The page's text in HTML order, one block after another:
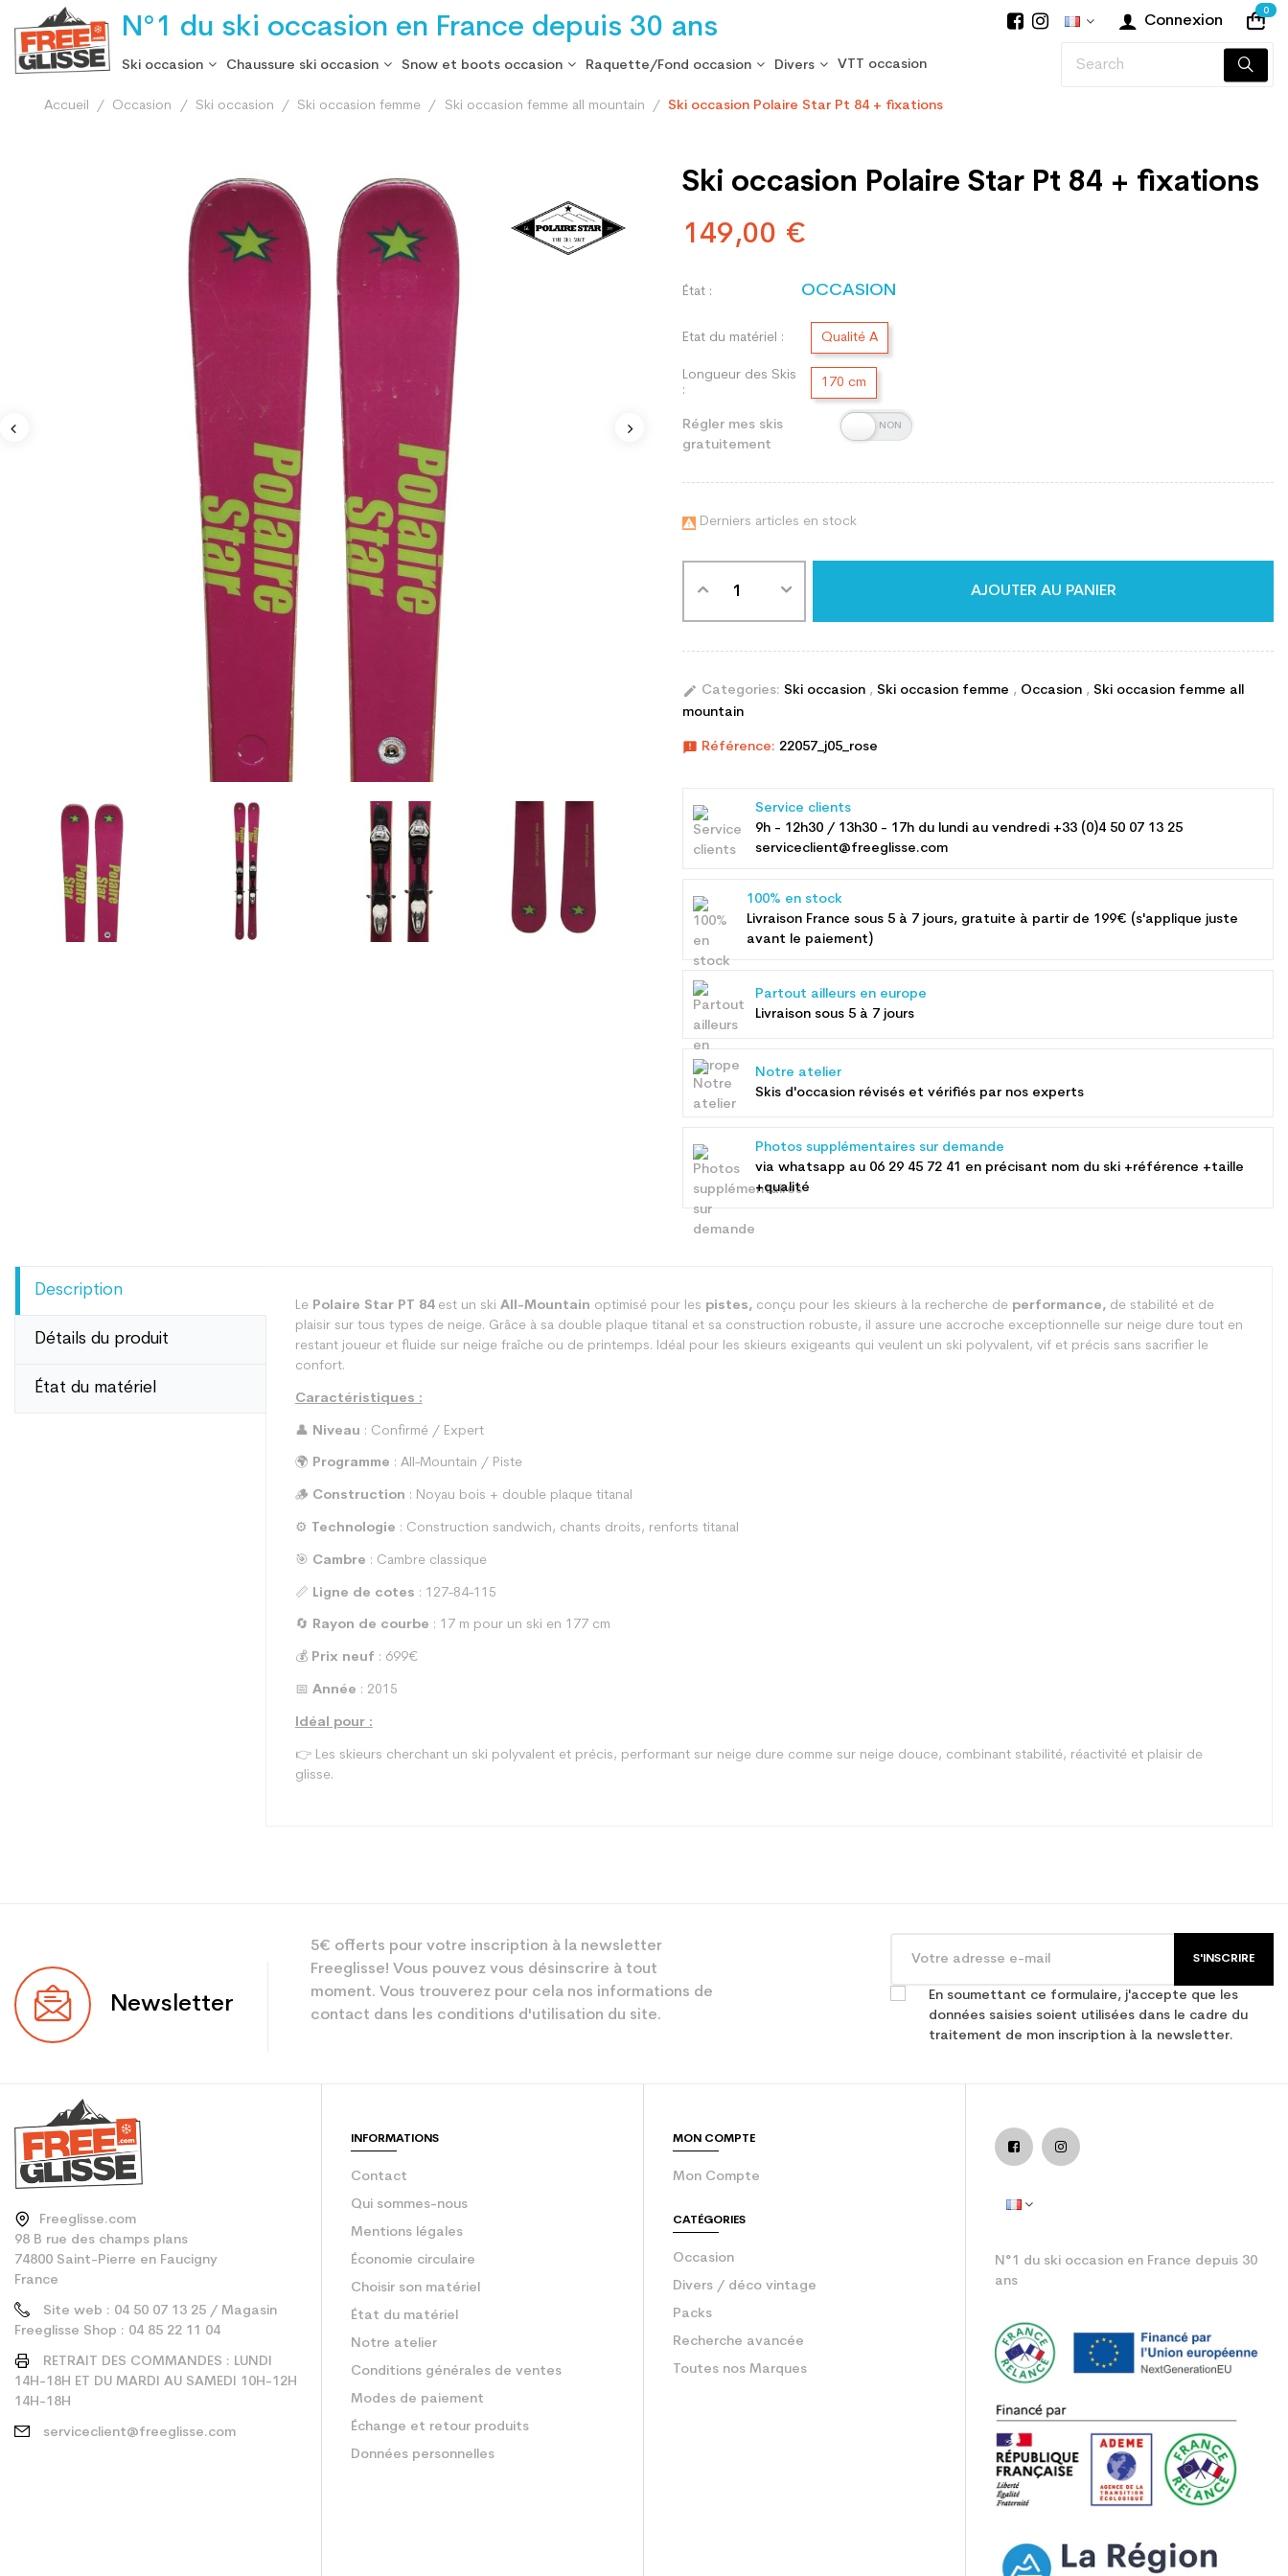
N°1 du ski occasion en France depuis 30 ans Connexion
0
Ski occasion Chaussure ski occasion Snow et boots occasion Raquette/Fond occasion Divers VTT occasion
Accueil Occasion Ski occasion Ski occasion femme Ski occasion femme all mountain Ski occasion Polaire Star Pt 84 + fixations
Ski occasion Polaire Star Pt 84 + fixations
149,00 €
État : OCCASION
Etat du matériel : Qualité A
Longueur des Skis
:
170 cm
Régler mes skis
gratuitement
 Derniers articles en stock
AJOUTER AU PANIER
edit Categories: Ski occasion , Ski occasion femme , Occasion , Ski occasion femme all
mountain
announcement Référence: 22057_j05_rose
Service clients
9h - 12h30 / 13h30 - 17h du lundi au vendredi +33 (0)4 50 07 13 25
serviceclient@freeglisse.com
100% en stock
Livraison France sous 5 à 7 jours, gratuite à partir de 199€ (s'applique juste
avant le paiement)
Partout ailleurs en europe
Livraison sous 5 à 7 jours
Notre atelier
Skis d'occasion révisés et vérifiés par nos experts
Photos supplémentaires sur demande
via whatsapp au 06 29 45 72 41 en précisant nom du ski +référence +taille
+qualité
Description
Détails du produit
État du matériel
Le Polaire Star PT 84est un ski All-Mountain optimisé pour les pistes,conçu pour les skieurs à la recherche de performance,de stabilité et de
plaisir sur tous types de neige. Grâce à sa double plaque titanal et sa construction robuste, il assure une accroche exceptionnelle sur neige dure tout en
restant joueur et fluide sur neige fraîche ou de printemps. Idéal pour les skieurs exigeants qui veulent un ski polyvalent, vif et précis sans sacrifier le
confort.
Caractéristiques :
👤 Niveau : Confirmé / Expert
🌍 Programme : All-Mountain / Piste
🪵 Construction : Noyau bois + double plaque titanal
⚙️ Technologie : Construction sandwich, chants droits, renforts titanal
🎯 Cambre : Cambre classique
📏 Ligne de cotes : 127-84-115
🔄 Rayon de courbe : 17 m pour un ski en 177 cm
💰 Prix neuf : 699€
📅 Année : 2015
Idéal pour :
👉 Les skieurs cherchant un ski polyvalent et précis, performant sur neige dure comme sur neige douce, combinant stabilité, réactivité et plaisir de
glisse.
Utilisateur
Niveau
Newsletter
5€ offerts pour votre inscription à la newsletter
Freeglisse! Vous pouvez vous désinscrire à tout
moment. Vous trouverez pour cela nos informations de
contact dans les conditions d'utilisation du site.
S'INSCRIRE
En soumettant ce formulaire, j'accepte que les
données saisies soient utilisées dans le cadre du
traitement de mon inscription à la newsletter.
Freeglisse.com
98 B rue des champs plans
74800 Saint-Pierre en Faucigny
France
Site web : 04 50 07 13 25 / Magasin
Freeglisse Shop : 04 85 22 11 04
RETRAIT DES COMMANDES : LUNDI
14H-18H ET DU MARDI AU SAMEDI 10H-12H
14H-18H
serviceclient@freeglisse.com
INFORMATIONS
Contact
Qui sommes-nous
Mentions légales
Économie circulaire
Choisir son matériel
État du matériel
Notre atelier
Conditions générales de ventes
Modes de paiement
Échange et retour produits
Données personnelles
MON COMPTE
Mon Compte
CATÉGORIES
Occasion
Divers / déco vintage
Packs
Recherche avancée
Toutes nos Marques
N°1 du ski occasion en France depuis 30
ans